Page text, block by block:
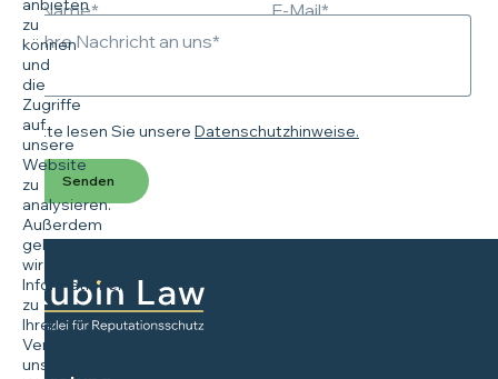
Name*
E-Mail*
Ihre Nachricht an uns*
Bitte lesen Sie unsere Datenschutzhinweise.
Senden
anbieten
zu
können
und
die
Zugriffe
auf
unsere
Website
zu
analysieren.
Außerdem
geben
wir
Informationen
zu
Ihrer
Verwendung
unserer